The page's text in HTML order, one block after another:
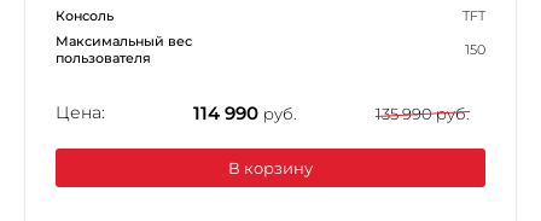
Консоль
TFT
Максимальный вес
пользователя
150
Цена: 114 990 руб. 135 990 руб.
В корзину